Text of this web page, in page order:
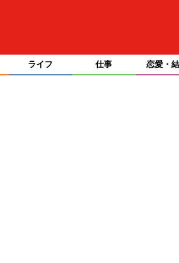
ライフ 仕事 恋愛・